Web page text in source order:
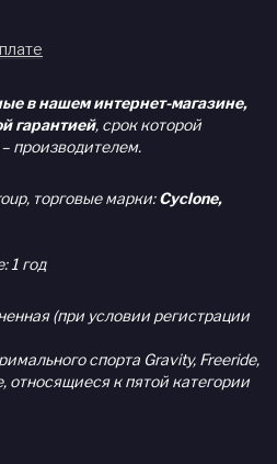
в нашем интернет-магазине,
гарантией, срок которой
производителем.
торговые марки:Cyclone,
1 год
(при условии регистрации
спорта Gravity, Freeride,
относящиеся к пятой категории